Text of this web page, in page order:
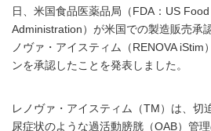
日、米国食品医薬品局（FDA：US
Administration）が米国での製造販売承
ノヴァ・アイスティム（RENOVA iStim
ンを承認したことを発表しました。
レノヴァ・アイスティム（TM）は、切
尿症状のような過活動膀胱（OAB）管